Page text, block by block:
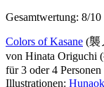
Gesamtwertung: 8/
Colors of Kasane (襲
von Hinata Origuchi
für 3 oder 4 Personen
Illustrationen: